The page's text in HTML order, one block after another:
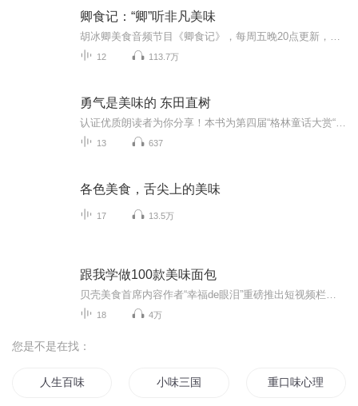
卿食记：“卿”听非凡美味
12 113.7万
勇气是美味的 东田直树
13 637
各色美食，舌尖上的美味
17 13.5万
跟我学做100款美味面包
18 4万
您是不是在找：
人生百味 小味三国 重口味心理学